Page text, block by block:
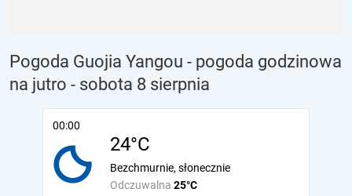
Pogoda Guojia Yangou - pogoda godzinowa
na jutro - sobota 8 sierpnia
00:00
24°C
Odczuwalna 25°C
Bezchmurnie, słonecznie